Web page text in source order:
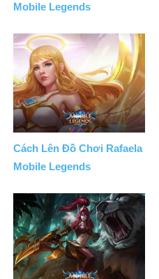
Mobile Legends
Cách Lên Đồ Chơi Rafaela
Mobile Legends